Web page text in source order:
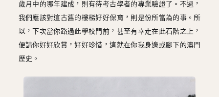
歲月中的哪年建成，則有待考古學者的專業驗證了。不過，
我們應該對這古舊的樓梯好好保育，則是份所當為的事。所
以，下次當你路過此學校門前，甚至有幸走在此石階之上，
便請你好好欣賞，好好珍惜，這就在你我身邊或腳下的澳門
歷史。